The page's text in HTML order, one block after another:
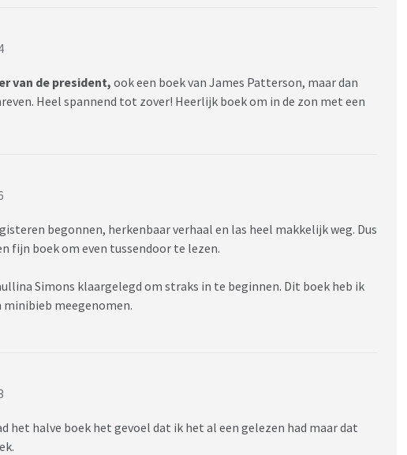
van de president,ook een boek van James Patterson, maar dan
Heel spannend tot zover! Heerlijk boek om in de zon met een
begonnen, herkenbaar verhaal en las heel makkelijk weg. Dus
fijn boek om even tussendoor te lezen.
Simons klaargelegd om straks in te beginnen. Dit boek heb ik
minibieb meegenomen.
het halve boek het gevoel dat ik het al een gelezen had maar dat